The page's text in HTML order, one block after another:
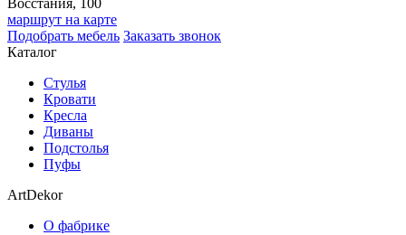
Восстания, 100
маршрут на карте
Подобрать мебель Заказать звонок
Каталог
Стулья
Кровати
Кресла
Диваны
Подстолья
Пуфы
ArtDekor
О фабрике